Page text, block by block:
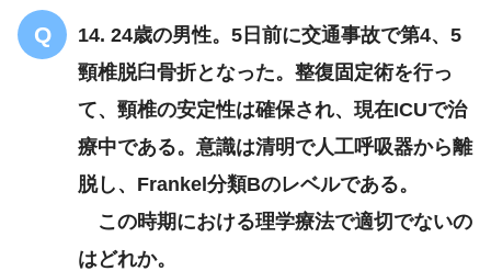
14. 24歳の男性。5日前に交通事故で第4、5
頸椎脱臼骨折となった。整復固定術を行っ
て、頸椎の安定性は確保され、現在ICUで治
療中である。意識は清明で人工呼吸器から離
脱し、Frankel分類Bのレベルである。
この時期における理学療法で適切でないの
はどれか。